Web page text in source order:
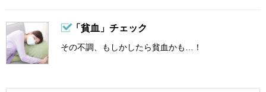
「貧血」チェック
その不調、もしかしたら貧血かも…！